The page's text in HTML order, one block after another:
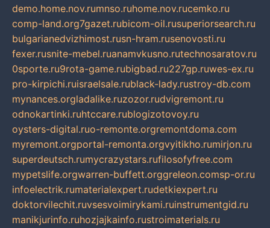
demo.home.nov.rumnso.ruhome.nov.rucemko.ru
comp-land.org7gazet.rubicom-oil.rusuperiorsearch.ru
bulgarianedvizhimost.rusn-hram.rusenovosti.ru
fexer.rusnite-mebel.ruanamvkusno.rutechnosaratov.ru
0sporte.ru9rota-game.rubigbad.ru227gp.ruwes-ex.ru
pro-kirpichi.ruisraelsale.rublack-lady.rustroy-db.com
mynances.orgladalike.ruzozor.rudvigremont.ru
odnokartinki.ruhtccare.rublogizotovoy.ru
oysters-digital.ruo-remonte.orgremontdoma.com
myremont.orgportal-remonta.orgvyitikho.rumirjon.ru
superdeutsch.rumycrazystars.rufilosofyfree.com
mypetslife.orgwarren-buffett.orggreleon.comsp-or.ru
infoelectrik.rumaterialexpert.rudetkiexpert.ru
doktorvilechit.ruvsesvoimirykami.ruinstrumentgid.ru
manikjurinfo.ruhozjajkainfo.rustroimaterials.ru